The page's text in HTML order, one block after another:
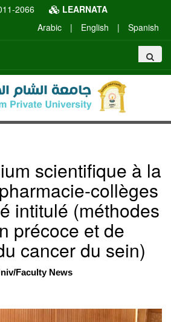
2066
LEARNATA
Arabic
| English | Spanish
scientifique à la
collèges
intitulé (méthodes
précoce et de
cancer du sein)
Faculty News